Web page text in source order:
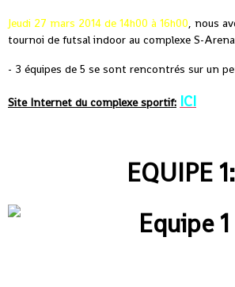
Jeudi 27 mars 2014 de 14h00 à 16h00, nous
tournoi de futsal indoor au complexe S-
- 3 équipes de 5 se sont rencontrés sur un
Site Internet du complexe sportif: ICI
EQUIPE 1: